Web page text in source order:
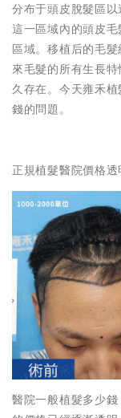
分布于頭皮脫髮區
這一區域內的頭皮
區域。移植后的毛
來毛髮的所有生長
久存在。今天雍禾
錢的問題。
正規植髮醫院價格透
醫院一般植髮多少